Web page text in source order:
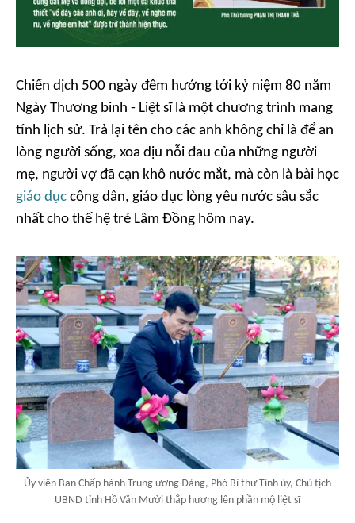
Chiến dịch 500 ngày đêm hướng tới kỷ niệm 80 năm
Ngày Thương binh - Liệt sĩ là một chương trình mang
tính lịch sử. Trả lại tên cho các anh không chỉ là để an
lòng người sống, xoa dịu nỗi đau của những người
mẹ, người vợ đã cạn khô nước mắt, mà còn là bài học
giáo dục công dân, giáo dục lòng yêu nước sâu sắc
nhất cho thế hệ trẻ Lâm Đồng hôm nay.
Ủy viên Ban Chấp hành Trung ương Đảng, Phó Bí thư Tỉnh ủy, Chủ tịch
UBND tỉnh Hồ Văn Mười thắp hương lên phần mộ liệt sĩ